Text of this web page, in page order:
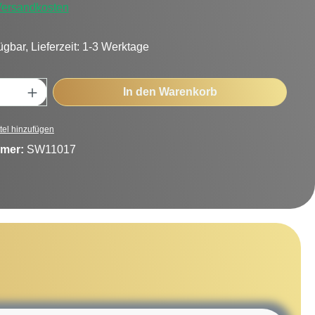
Lieferzeit: 1-3 Werktage
Gib den gewünschten Wert ein
In den Warenkorb
hinzufügen
SW11017